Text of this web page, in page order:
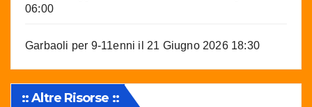
06:00
Garbaoli per 9-11enni il 21 Giugno 2026 18:30
:: Altre Risorse ::